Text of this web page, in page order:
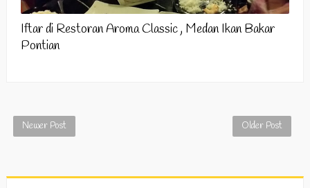
Iftar di Restoran Aroma Classic , Medan Ikan Bakar
Pontian
Newer Post Older Post